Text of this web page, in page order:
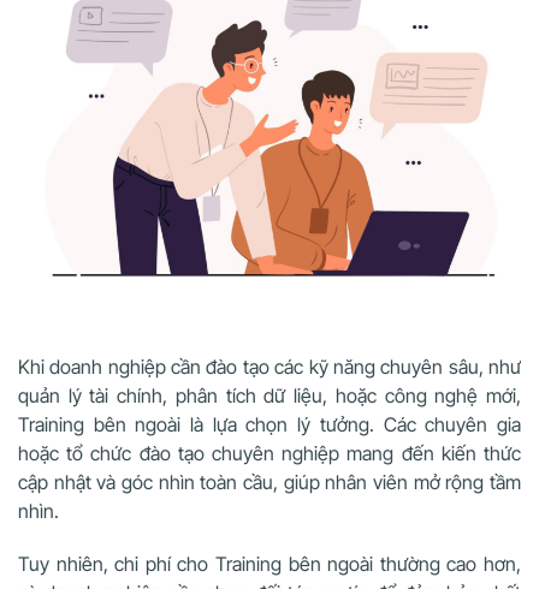
Khi doanh nghiệp cần đào tạo các kỹ năng chuyên sâu, như
quản lý tài chính, phân tích dữ liệu, hoặc công nghệ mới,
Training bên ngoài là lựa chọn lý tưởng. Các chuyên gia
hoặc tổ chức đào tạo chuyên nghiệp mang đến kiến thức
cập nhật và góc nhìn toàn cầu, giúp nhân viên mở rộng tầm
nhìn.
Tuy nhiên, chi phí cho Training bên ngoài thường cao hơn,